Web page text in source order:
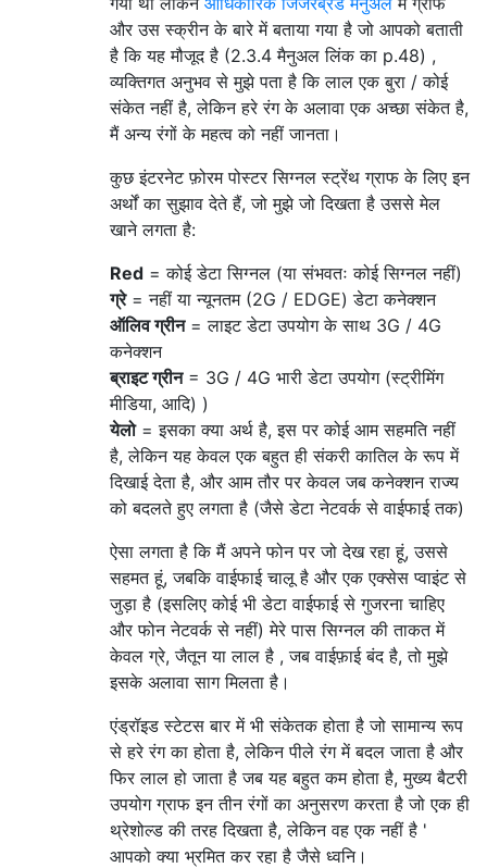
और उस स्क्रीन के बारे में बताया गया है जो आपको बताती
है कि यह मौजूद है (2.3.4 मैनुअल लिंक का p.48) ,
व्यक्तिगत अनुभव से मुझे पता है कि लाल एक बुरा / कोई
संकेत नहीं है, लेकिन हरे रंग के अलावा एक अच्छा संकेत है,
मैं अन्य रंगों के महत्व को नहीं जानता।
कुछ इंटरनेट फ़ोरम पोस्टर सिग्नल स्ट्रेंथ ग्राफ के लिए इन
अर्थों का सुझाव देते हैं, जो मुझे जो दिखता है उससे मेल
खाने लगता है:
Red = कोई डेटा सिग्नल (या संभवतः कोई सिग्नल नहीं)
ग्रे= नहीं या न्यूनतम (2G / EDGE) डेटा कनेक्शन
ऑलिव ग्रीन= लाइट डेटा उपयोग के साथ 3G / 4G
कनेक्शन
ब्राइट ग्रीन= 3G / 4G भारी डेटा उपयोग (स्ट्रीमिंग
मीडिया, आदि) )
येलो= इसका क्या अर्थ है, इस पर कोई आम सहमति नहीं
है, लेकिन यह केवल एक बहुत ही संकरी कातिल के रूप में
दिखाई देता है, और आम तौर पर केवल जब कनेक्शन राज्य
को बदलते हुए लगता है (जैसे डेटा नेटवर्क से वाईफाई तक)
ऐसा लगता है कि मैं अपने फोन पर जो देख रहा हूं, उससे
सहमत हूं, जबकि वाईफाई चालू है और एक एक्सेस प्वाइंट से
जुड़ा है (इसलिए कोई भी डेटा वाईफाई से गुजरना चाहिए
और फोन नेटवर्क से नहीं) मेरे पास सिग्नल की ताकत में
केवल ग्रे, जैतून या लाल है , जब वाईफ़ाई बंद है, तो मुझे
इसके अलावा साग मिलता है।
एंड्रॉइड स्टेटस बार में भी संकेतक होता है जो सामान्य रूप
से हरे रंग का होता है, लेकिन पीले रंग में बदल जाता है और
फिर लाल हो जाता है जब यह बहुत कम होता है, मुख्य बैटरी
उपयोग ग्राफ इन तीन रंगों का अनुसरण करता है जो एक ही
थ्रेशोल्ड की तरह दिखता है, लेकिन वह एक नहीं है '
आपको क्या भ्रमित कर रहा है जैसे ध्वनि।